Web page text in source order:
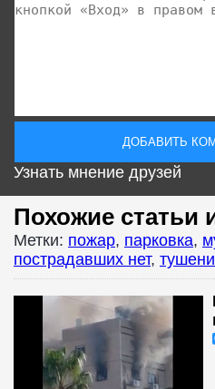
Узнать мнение друзей
Похожие статьи
Метки: пожар, парковка,
пострадавших нет,